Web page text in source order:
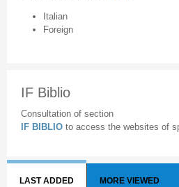
Italian
Foreign
IF Biblio
Consultation of section
IF BIBLIO to access the websites of
LAST ADDED MORE VIEWED